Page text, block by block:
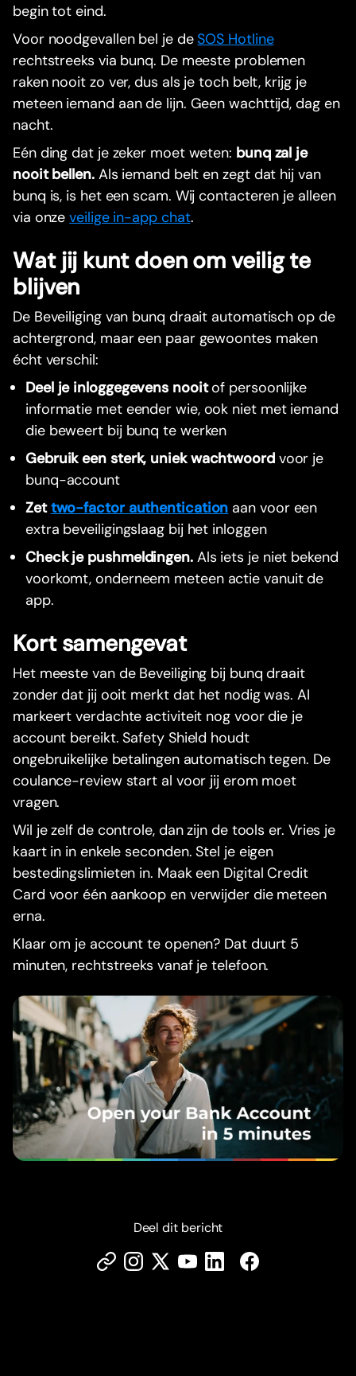
begin tot eind.
Voor noodgevallen bel je deSOS Hotline
rechtstreeks via bunq. De meeste problemen
raken nooit zo ver, dus als je toch belt, krijg je
meteen iemand aan de lijn. Geen wachttijd, dag en
nacht.
Eén ding dat je zeker moet weten: bunq zal je
nooit bellen.Als iemand belt en zegt dat hij van
bunq is, is het een scam. Wij contacteren je alleen
via onzeveilige in-app chat.
Wat jij kunt doen om veilig te
blijven
De Beveiliging van bunq draait automatisch op de
achtergrond, maar een paar gewoontes maken
écht verschil:
Deel je inloggegevens nooitof persoonlijke
informatie met eender wie, ook niet met iemand
die beweert bij bunq te werken
Gebruik een sterk, uniek wachtwoordvoor je
bunq-account
Zettwo-factor authentication aan voor een
extra beveiligingslaag bij het inloggen
Check je pushmeldingen.Als iets je niet bekend
voorkomt, onderneem meteen actie vanuit de
app.
Kort samengevat
Het meeste van de Beveiliging bij bunq draait
zonder dat jij ooit merkt dat het nodig was. AI
markeert verdachte activiteit nog voor die je
account bereikt. Safety Shield houdt
ongebruikelijke betalingen automatisch tegen. De
coulance-review start al voor jij erom moet
vragen.
Wil je zelf de controle, dan zijn de tools er. Vries je
kaart in in enkele seconden. Stel je eigen
bestedingslimieten in. Maak een Digital Credit
Card voor één aankoop en verwijder die meteen
erna.
Klaar om je account te openen? Dat duurt 5
minuten, rechtstreeks vanaf je telefoon.
Deel dit bericht